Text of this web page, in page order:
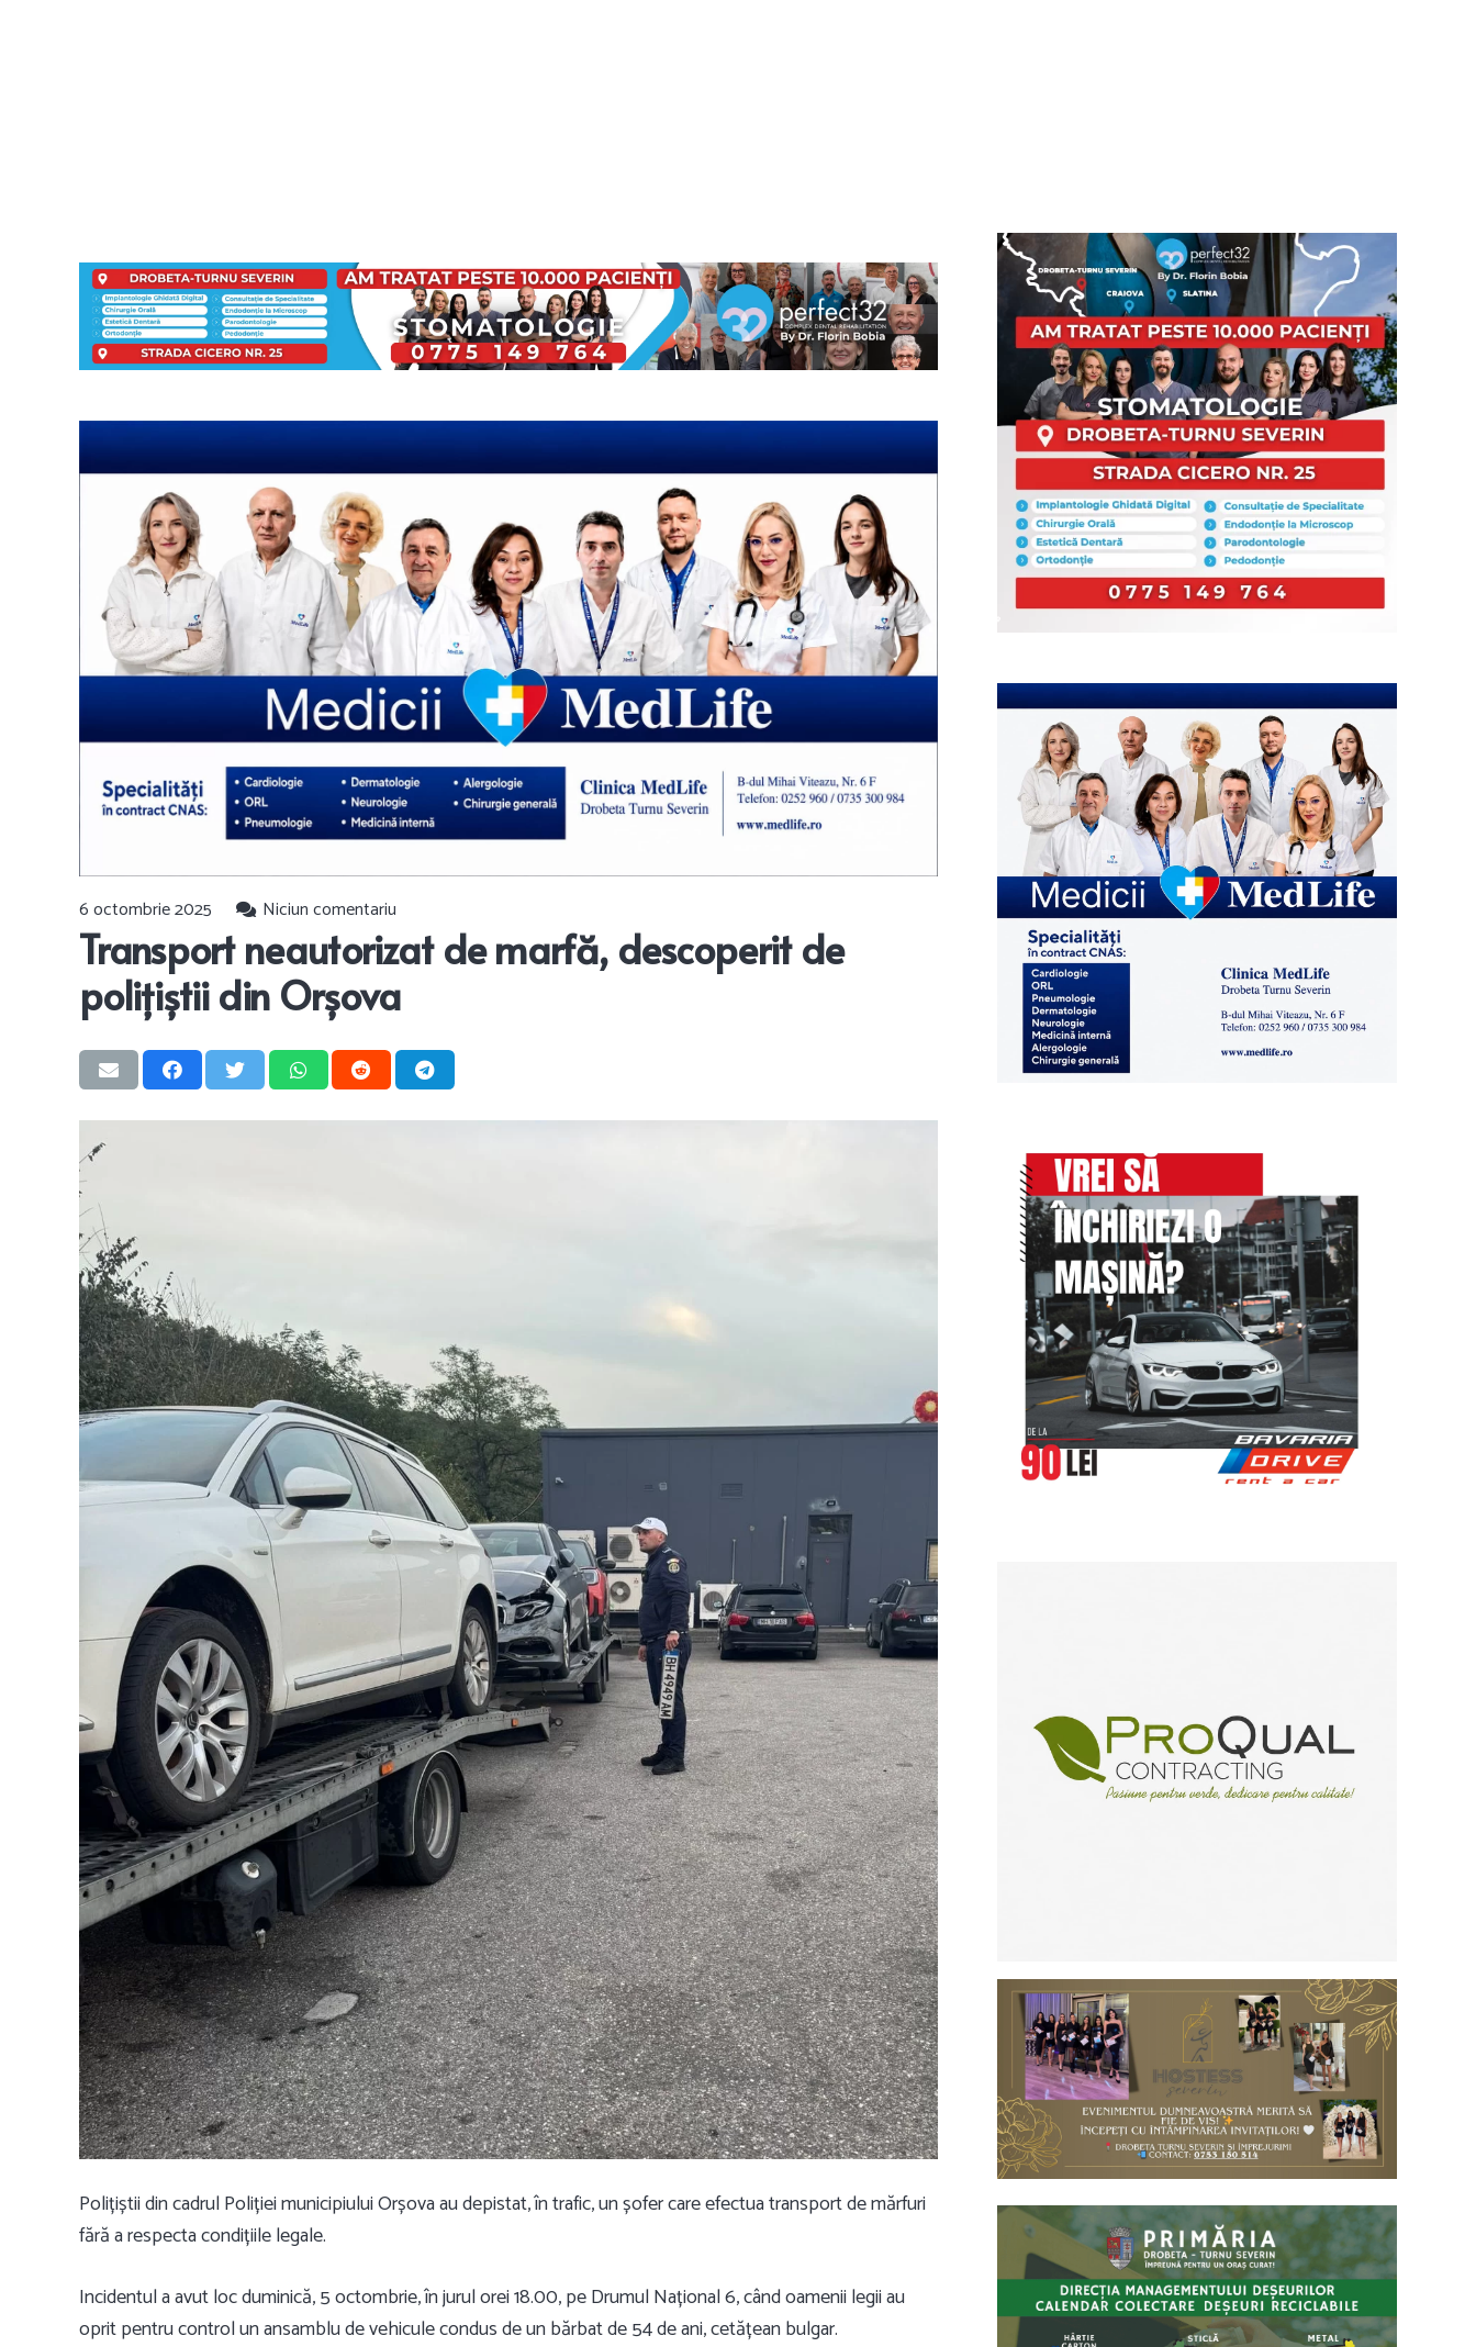
6 octombrie 2025 Niciun comentariu
Transport neautorizat de marfă, descoperit de
polițiștii din Orșova
Polițiștii din cadrul Poliției municipiului Orșova au depistat, în trafic, un șofer care efectua transport de mărfuri
fără a respecta condițiile legale.
Incidentul a avut loc duminică, 5 octombrie, în jurul orei 18.00, pe Drumul Național 6, când oamenii legii au
oprit pentru control un ansamblu de vehicule condus de un bărbat de 54 de ani, cetățean bulgar.